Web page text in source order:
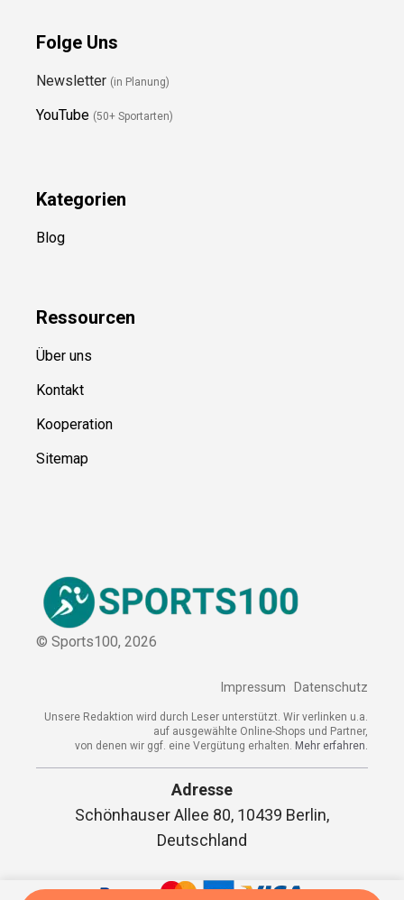
Newsletter(in Planung)
YouTube (50+ Sportarten)
Blog
Über uns
Kontakt
Kooperation
Sitemap
© Sports100,2026
Unsere Redaktion wird durch Leser unterstützt. Wir verlinken
von denen wir ggf. eine Vergütung erhalten. Mehr erfahren.
Schönhauser Allee 80, 10439 Berlin,
Deutschland